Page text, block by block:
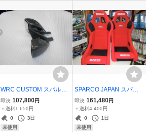
WRC CUSTOM スバル
インプレッサ GD用 03
～07タイプ カーボンエ
アロミラー クリア未塗
装 受注生産品 送料別
即決 107,800円
＋送料1,650円
0
3日
未使用
SPARCO JAPAN スパル
コ REV-J QRT バケットシ
ート 2脚セット レッド 赤
国内正規品＆メーカー直
送
即決 161,480円
＋送料4,400円
0
1日
未使用